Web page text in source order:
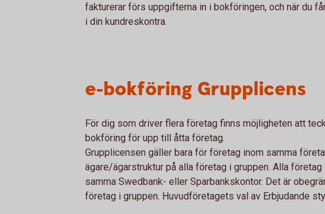
fakturerar förs uppgifterna in i bokföringen, och när du
i din kundreskontra.
e-bokföring Grupplicens
För dig som driver flera företag finns möjligheten att
bokföring för upp till åtta företag.
Grupplicensen gäller bara för företag inom samma
ägare/ägarstruktur på alla företag i gruppen. Alla
samma Swedbank- eller Sparbankskontor. Det är
företag i gruppen. Huvudföretagets val av Erbjudande